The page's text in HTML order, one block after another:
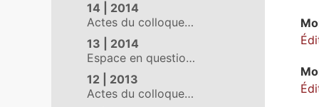
14 | 2014
Actes du colloque…
13 | 2014
Espace en questio…
12 | 2013
Actes du colloque…